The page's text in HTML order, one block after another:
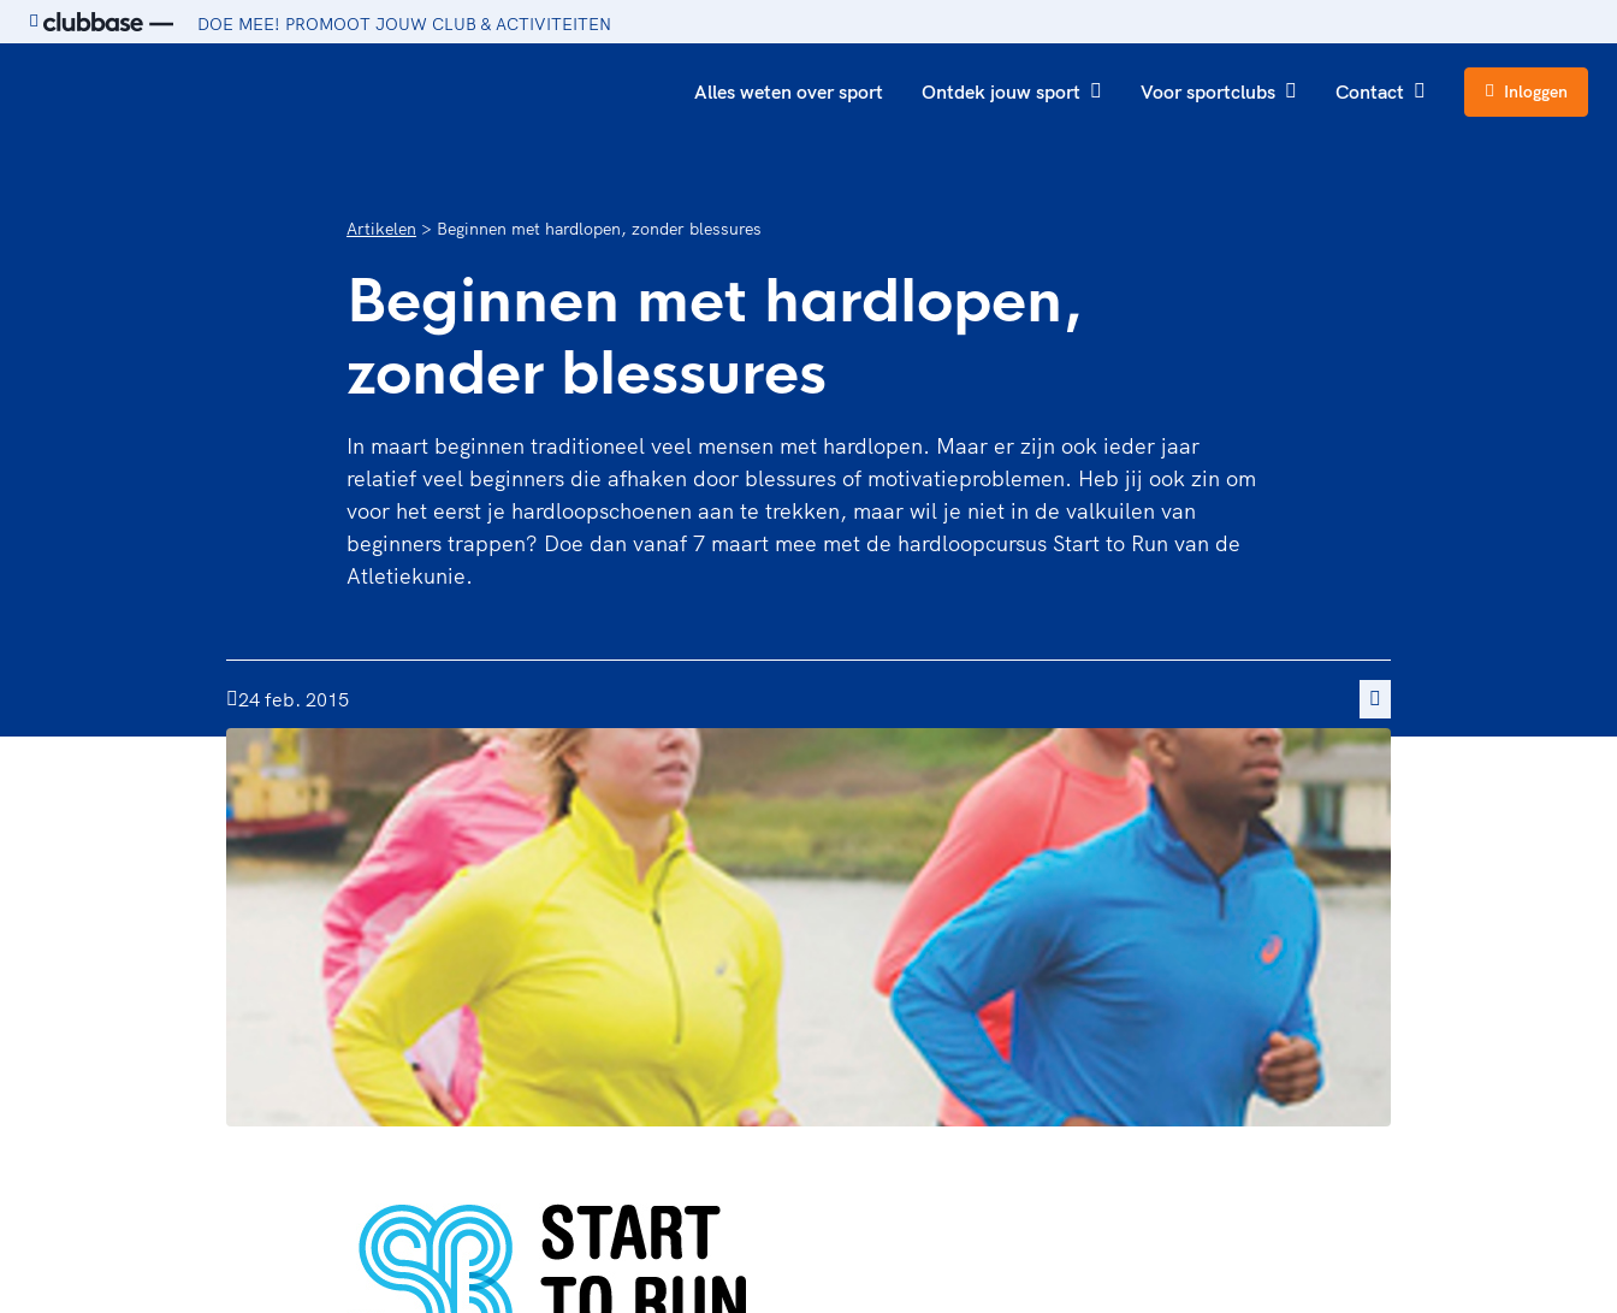
DOE MEE! PROMOOT JOUW CLUB & ACTIVITEITEN
Alles weten over sport Ontdek jouw sport Voor sportclubs Contact Inloggen
Artikelen Beginnen met hardlopen, zonder blessures
Beginnen met hardlopen,
zonder blessures
In maart beginnen traditioneel veel mensen met hardlopen. Maar er zijn ook ieder jaar
relatief veel beginners die afhaken door blessures of motivatieproblemen. Heb jij ook zin om
voor het eerst je hardloopschoenen aan te trekken, maar wil je niet in de valkuilen van
beginners trappen? Doe dan vanaf 7 maart mee met de hardloopcursus Start to Run van de
Atletiekunie.
24 feb. 2015